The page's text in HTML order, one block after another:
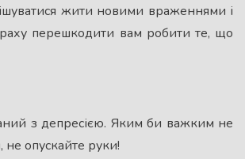
жити новими враженнями і
перешкодити вам робити те, що
з депресією. Яким би важким не
опускайте руки!